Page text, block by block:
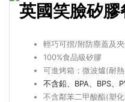
英國笑臉矽
輕巧可摺/附防塵蓋及
100%食品級矽膠
可進烤箱；微波爐(耐
不含鉛、BPA、BPS、
不含鄰苯二甲酸酯(塑